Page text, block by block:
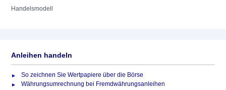
Handelsmodell
Anleihen handeln
So zeichnen Sie Wertpapiere über die Börse
Währungsumrechnung bei Fremdwährungsanleihen